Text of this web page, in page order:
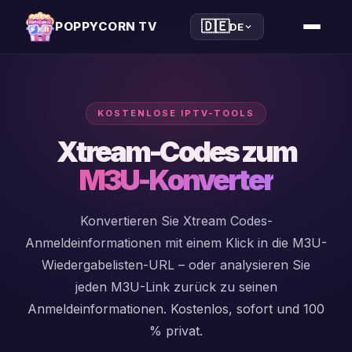
POPPYCORN TV 🇩🇪DE
KOSTENLOSE IPTV-TOOLS
iptv
player
xtream
player
m3u
player
windows
Xtream-Codes zum
M3U-Konverter
Konvertieren Sie Xtream Codes-
Anmeldeinformationen mit einem Klick in die M3U-
Wiedergabelisten-URL – oder analysieren Sie
jeden M3U-Link zurück zu seinen
Anmeldeinformationen. Kostenlos, sofort und 100
% privat.